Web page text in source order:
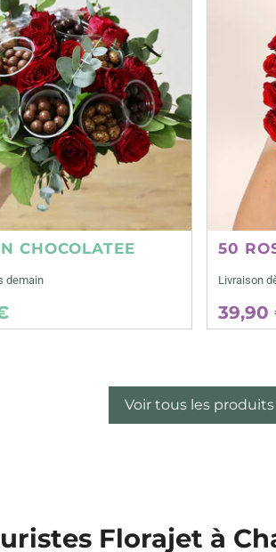
CHOCOLATEE
demain
50
Livraison
39,90
Voir tous les produits
Florajet à